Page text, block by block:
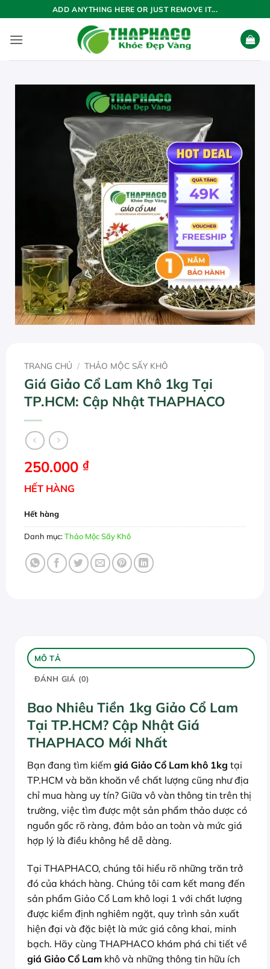
qua
nội
ADD ANYTHING HERE OR JUST REMOVE IT...
TRANG CHỦ / THẢO MỘC SẤY KHÔ
Giá Giảo Cổ Lam Khô 1kg Tại
TP.HCM: Cập Nhật THAPHACO
250.000 ₫
HẾT HÀNG
Hết hàng
Danh mục:Thảo Mộc Sấy Khô
MÔ TẢ
ĐÁNH GIÁ (0)
Bao Nhiêu Tiền 1kg Giảo Cổ Lam
Tại TP.HCM? Cập Nhật Giá
THAPHACO Mới Nhất
Bạn đang tìm kiếm giá Giảo Cổ Lam khô 1kg tại
TP.HCM và băn khoăn về chất lượng cũng như địa
chỉ mua hàng uy tín? Giữa vô vàn thông tin trên thị
trường, việc tìm được một sản phẩm thảo dược có
nguồn gốc rõ ràng, đảm bảo an toàn và mức giá
hợp lý là điều không hề dễ dàng.
Tại THAPHACO, chúng tôi hiểu rõ những trăn trở
đó của khách hàng. Chúng tôi cam kết mang đến
sản phẩm Giảo Cổ Lam khô loại 1 với chất lượng
được kiểm định nghiêm ngặt, quy trình sản xuất
hiện đại và đặc biệt là mức giá công khai, minh
bạch. Hãy cùng THAPHACO khám phá chi tiết về
giá Giảo Cổ Lam khô và những thông tin hữu ích